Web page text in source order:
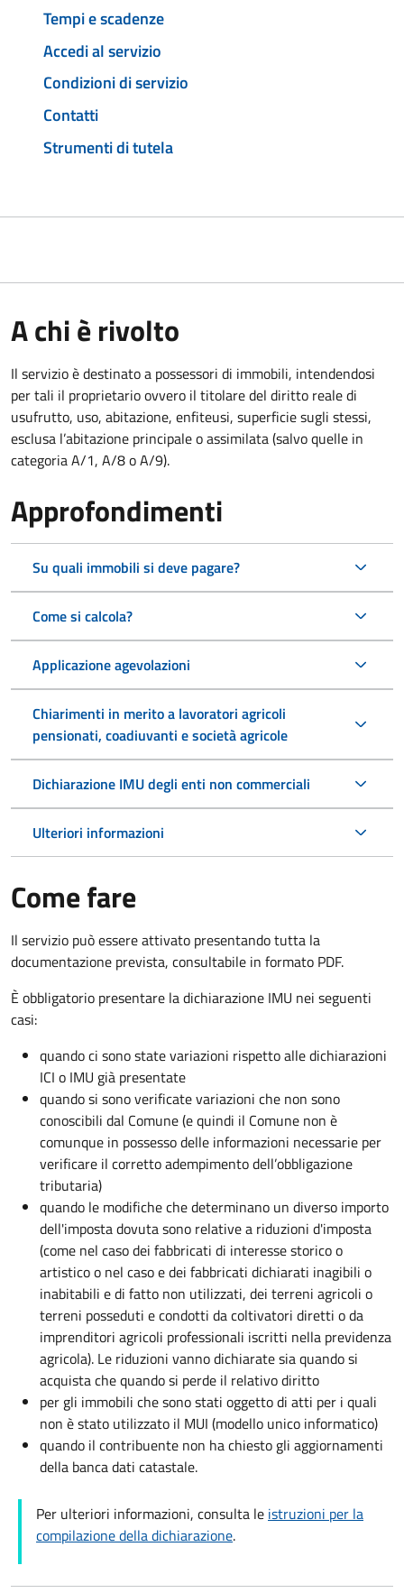
Tempi e scadenze
Accedi al servizio
Condizioni di servizio
Contatti
Strumenti di tutela
A chi è rivolto
Il servizio è destinato a possessori di immobili, intendendosi
per tali il proprietario ovvero il titolare del diritto reale di
usufrutto, uso, abitazione, enfiteusi, superficie sugli stessi,
esclusa l’abitazione principale o assimilata (salvo quelle in
categoria A/1, A/8 o A/9).
Approfondimenti
Su quali immobili si deve pagare?
Come si calcola?
Applicazione agevolazioni
Chiarimenti in merito a lavoratori agricoli
pensionati, coadiuvanti e società agricole
Dichiarazione IMU degli enti non commerciali
Ulteriori informazioni
Come fare
Il servizio può essere attivato presentando tutta la
documentazione prevista, consultabile in formato PDF.
È obbligatorio presentare la dichiarazione IMU nei seguenti
casi:
quando ci sono state variazioni rispetto alle dichiarazioni
ICI o IMU già presentate
quando si sono verificate variazioni che non sono
conoscibili dal Comune (e quindi il Comune non è
comunque in possesso delle informazioni necessarie per
verificare il corretto adempimento dell’obbligazione
tributaria)
quando le modifiche che determinano un diverso importo
dell'imposta dovuta sono relative a riduzioni d'imposta
(come nel caso dei fabbricati di interesse storico o
artistico o nel caso e dei fabbricati dichiarati inagibili o
inabitabili e di fatto non utilizzati, dei terreni agricoli o
terreni posseduti e condotti da coltivatori diretti o da
imprenditori agricoli professionali iscritti nella previdenza
agricola). Le riduzioni vanno dichiarate sia quando si
acquista che quando si perde il relativo diritto
per gli immobili che sono stati oggetto di atti per i quali
non è stato utilizzato il MUI (modello unico informatico)
quando il contribuente non ha chiesto gli aggiornamenti
della banca dati catastale.
Per ulteriori informazioni, consulta le istruzioni per la
compilazione della dichiarazione.